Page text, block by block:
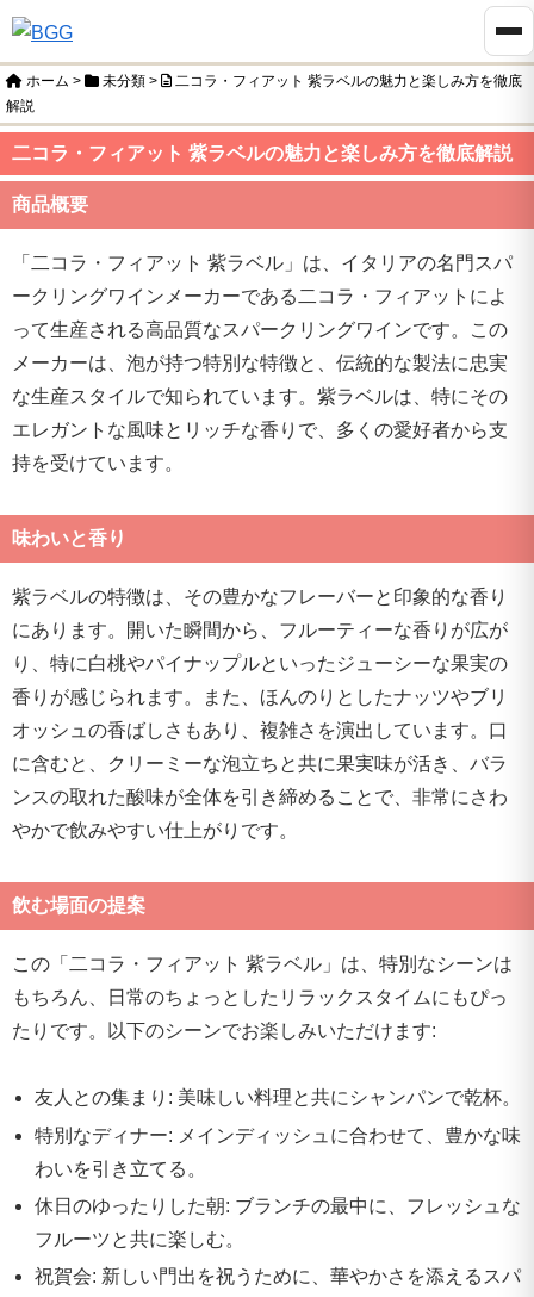
ホーム > 未分類 >
二コラ・フィアット 紫ラベルの魅力と楽しみ方を徹底
解説
二コラ・フィアット 紫ラベルの魅力と楽しみ方を徹底解説
商品概要
「二コラ・フィアット 紫ラベル」は、イタリアの名門スパ
ークリングワインメーカーである二コラ・フィアットによ
って生産される高品質なスパークリングワインです。この
メーカーは、泡が持つ特別な特徴と、伝統的な製法に忠実
な生産スタイルで知られています。紫ラベルは、特にその
エレガントな風味とリッチな香りで、多くの愛好者から支
持を受けています。
味わいと香り
紫ラベルの特徴は、その豊かなフレーバーと印象的な香り
にあります。開いた瞬間から、フルーティーな香りが広が
り、特に白桃やパイナップルといったジューシーな果実の
香りが感じられます。また、ほんのりとしたナッツやブリ
オッシュの香ばしさもあり、複雑さを演出しています。口
に含むと、クリーミーな泡立ちと共に果実味が活き、バラ
ンスの取れた酸味が全体を引き締めることで、非常にさわ
やかで飲みやすい仕上がりです。
飲む場面の提案
この「二コラ・フィアット 紫ラベル」は、特別なシーンは
もちろん、日常のちょっとしたリラックスタイムにもぴっ
たりです。以下のシーンでお楽しみいただけます:
友人との集まり: 美味しい料理と共にシャンパンで乾杯。
特別なディナー: メインディッシュに合わせて、豊かな味
わいを引き立てる。
休日のゆったりした朝: ブランチの最中に、フレッシュな
フルーツと共に楽しむ。
祝賀会: 新しい門出を祝うために、華やかさを添えるスパ